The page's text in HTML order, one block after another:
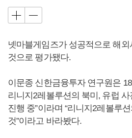
넷마블게임즈가 성공적으로 해
것으로 평가됐다.
이문종 신한금융투자 연구원은
리니지2레볼루션의 북미, 유럽
진행 중”이라며 “리니지2레볼루
것”이라고 바라봤다.